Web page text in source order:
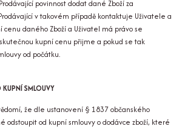
povinnost dodat dané Zboží za
v takovém případě kontaktuje Uživatele a
daného Zboží a Uživatel má právo se
skutečnou kupní cenu přijme a pokud se tak
od počátku.
SMLOUVY
že dle ustanovení § 1837 občanského
odstoupit od kupní smlouvy o dodávce zboží, které